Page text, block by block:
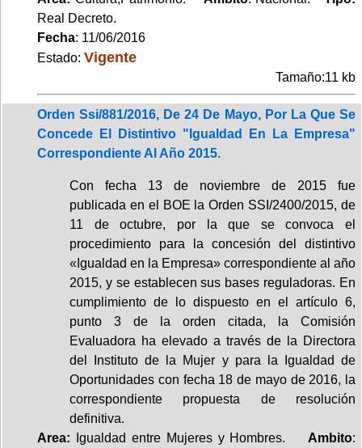
Real Decreto.
Fecha: 11/06/2016
Estado: Vigente
Tamaño:11 kb
Orden Ssi/881/2016, De 24 De Mayo, Por La Que Se
Concede El Distintivo "Igualdad En La Empresa"
Correspondiente Al Año 2015.
Con fecha 13 de noviembre de 2015 fue
publicada en el BOE la Orden SSI/2400/2015, de
11 de octubre, por la que se convoca el
procedimiento para la concesión del distintivo
«Igualdad en la Empresa» correspondiente al año
2015, y se establecen sus bases reguladoras. En
cumplimiento de lo dispuesto en el artículo 6,
punto 3 de la orden citada, la Comisión
Evaluadora ha elevado a través de la Directora
del Instituto de la Mujer y para la Igualdad de
Oportunidades con fecha 18 de mayo de 2016, la
correspondiente propuesta de resolución
definitiva.
Area: Igualdad entre Mujeres y Hombres. Ambito: